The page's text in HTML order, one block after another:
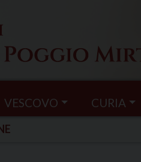
VESCOVO CURIA